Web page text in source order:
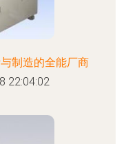
制造的全能厂商
22:04:02